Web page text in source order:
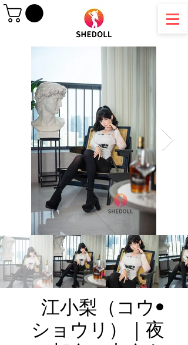
江小梨（コウ•
ショウリ）｜夜